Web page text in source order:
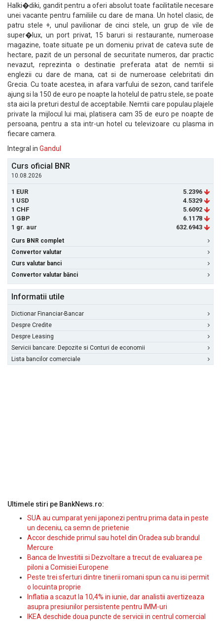
Halki�diki, gandit pentru a oferi absolut toate facilitatile necesare
unei vacante pentru familiile cu dare de mana. Un hotel clasic, de
patru stele +, unul pavilionar de cinci stele, un grup de vile de
super�lux, un port privat, 15 baruri si restaurante, numeroase
magazine, toate situate pe un domeniu privat de cateva sute de
hectare, pazit de un personal de securitate numeros, dar practic
nevazut, reprezinta o destinatie preferata atat de nemtii si
englezii cu dare de mana, cat si de numeroase celebritati din
Grecia. Cu toate acestea, in afara varfului de sezon, cand tarifele
ajung si la 150 de euro pe noapte la hotelul de patru stele, se poate
sta aici la preturi destul de acceptabile. Nemtii care populau plajele
private la mijlocul lui mai, platisera cam 35 de euro pe noapte de
persoana, pentru a sta intr-un hotel cu televizoare cu plasma in
fiecare camera.
Integral in Gandul
Curs oficial BNR
10.08.2026
1 EUR
5.2396
1 USD
4.5329
1 CHF
5.6092
1 GBP
6.1178
1 gr. aur
632.6943
Curs BNR complet
Convertor valutar
Curs valutar banci
Convertor valutar bănci
Informatii utile
Dictionar Financiar-Bancar
Despre Credite
Despre Leasing
Servicii bancare: Depozite si Conturi de economii
Lista bancilor comerciale
Ultimele stiri pe BankNews.ro:
SUA au cumparat yeni japonezi pentru prima data in peste
un deceniu, ca semn de prietenie
Accor deschide primul sau hotel din Oradea sub brandul
Mercure
Banca de Investitii si Dezvoltare a trecut de evaluarea pe
piloni a Comisiei Europene
Peste trei sferturi dintre tinerii romani spun ca nu isi permit
o locuinta proprie
Inflatia a scazut la 10,4% in iunie, dar analistii avertizeaza
asupra presiunilor persistente pentru IMM-uri
IKEA deschide doua puncte de servicii in centrul comercial